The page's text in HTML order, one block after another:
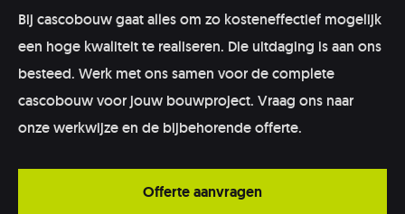
Bij cascobouw gaat alles om zo kosteneffectief mogelijk
een hoge kwaliteit te realiseren. Die uitdaging is aan ons
besteed. Werk met ons samen voor de complete
cascobouw voor jouw bouwproject. Vraag ons naar
onze werkwijze en de bijbehorende offerte.
Offerte aanvragen